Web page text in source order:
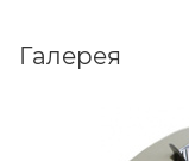
суммирования
максимальной
Остановка
ошибки
Галерея